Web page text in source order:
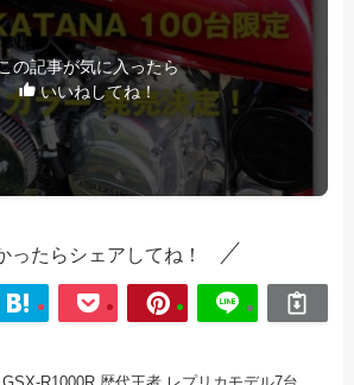
この記事が気に入ったら
いいねしてね！
ったらシェアしてね！